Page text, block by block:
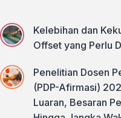
Kelebihan dan
Offset yang Perlu
Penelitian Dosen
(PDP-Afirmasi)
Luaran, Besaran